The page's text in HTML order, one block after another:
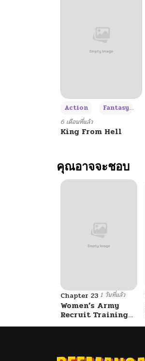
ตอนที่ 1
Action Fantasy
6 เดือนที่แล้ว
King From Hell
คุณอาจจะชอบ
Chapter 23 1 วันที่แล้ว
Women’s Army
Recruit Training
Center